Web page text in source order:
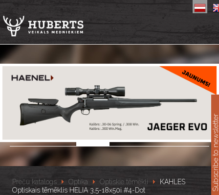
Preču katalogs Optika Optiskie tēmēkļi
KAHLES
Optiskais tēmēklis HELIA 3,5-18x50i #4-Dot
Subscribe